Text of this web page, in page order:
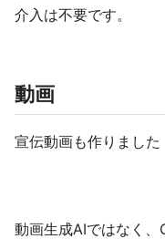
介入は不要です。
動画
宣伝動画も作りました
動画生成AIではなく